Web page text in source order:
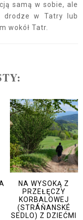
samą w sobie, ale
drodze w Tatry lub
wokół Tatr.
NA WYSOKĄ Z
PRZEŁĘCZY
KORBALOWEJ
(STRÁŇANSKÉ
SEDLO) Z DZIEĆMI